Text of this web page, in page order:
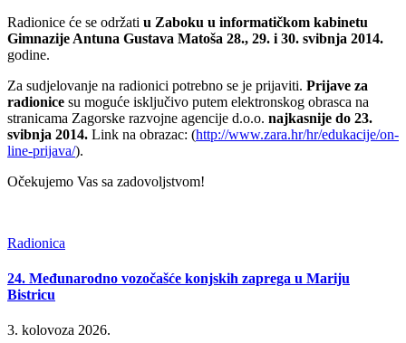
Radionice će se održati u Zaboku u informatičkom kabinetu
Gimnazije Antuna Gustava Matoša 28., 29. i 30. svibnja 2014.
godine.
Za sudjelovanje na radionici potrebno se je prijaviti. Prijave za
radionice su moguće isključivo putem elektronskog obrasca na
stranicama Zagorske razvojne agencije d.o.o. najkasnije do 23.
svibnja 2014. Link na obrazac: (http://www.zara.hr/hr/edukacije/on-
line-prijava/).
Očekujemo Vas sa zadovoljstvom!
Radionica
24. Međunarodno vozočašće konjskih zaprega u Mariju
Bistricu
3. kolovoza 2026.